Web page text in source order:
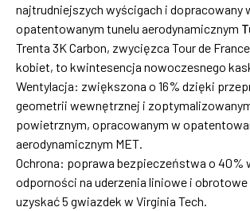
najtrudniejszych wyścigach i dopracowany
opatentowanym tunelu aerodynamicznym
Trenta 3K Carbon, zwycięzca Tour de France
kobiet, to kwintesencja nowoczesnego
Wentylacja: zwiększona o 16% dzięki
geometrii wewnętrznej i
powietrznym, opracowanym w
aerodynamicznym MET.
Ochrona: poprawa bezpieczeństwa o 40%
odporności na uderzenia liniowe i
uzyskać 5 gwiazdek w Virginia Tech.